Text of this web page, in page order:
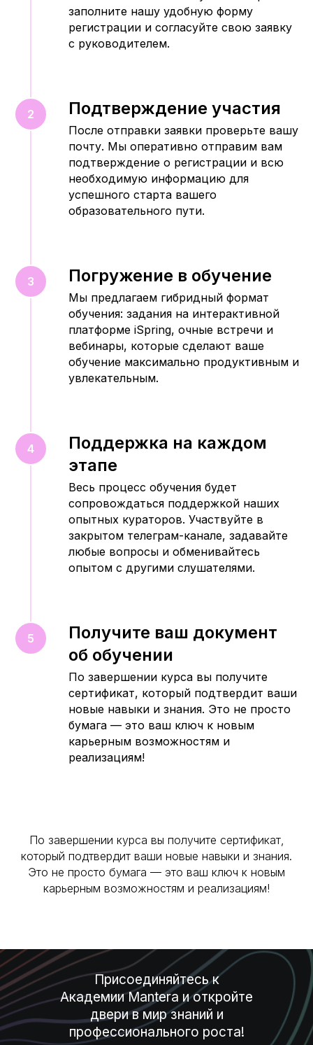
заполните нашу удобную форму
регистрации и согласуйте свою заявку
с руководителем.
Подтверждение участия
После отправки заявки проверьте вашу
почту. Мы оперативно отправим вам
подтверждение о регистрации и всю
необходимую информацию для
успешного старта вашего
образовательного пути.
Погружение в обучение
Мы предлагаем гибридный формат
обучения: задания на интерактивной
платформе iSpring, очные встречи и
вебинары, которые сделают ваше
обучение максимально продуктивным и
увлекательным.
Поддержка на каждом
этапе
Весь процесс обучения будет
сопровождаться поддержкой наших
опытных кураторов. Участвуйте в
закрытом телеграм-канале, задавайте
любые вопросы и обменивайтесь
опытом с другими слушателями.
Получите ваш документ
об обучении
По завершении курса вы получите
сертификат, который подтвердит ваши
новые навыки и знания. Это не просто
бумага — это ваш ключ к новым
карьерным возможностям и
реализациям!
По завершении курса вы получите сертификат,
который подтвердит ваши новые навыки и знания.
Это не просто бумага — это ваш ключ к новым
карьерным возможностям и реализациям!
Присоединяйтесь к
Академии Mantera и откройте
двери в мир знаний и
профессионального роста!